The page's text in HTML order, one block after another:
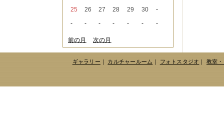
2020年09月 （5件）
2020年06月（2件）
2020年04月（4件）
2020年03月（9件）
2020年02月（3件）
2020年01月（5件）
2019年12月（3件）
25
26 27 28 29 30
-
-
- - - - - -
前の月 次の月
ギャラリー｜ カルチャールーム｜ フォトスタジオ｜ 教室